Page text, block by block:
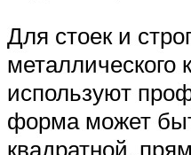
Для стоек и
металлического
используют
форма может
квадратной,